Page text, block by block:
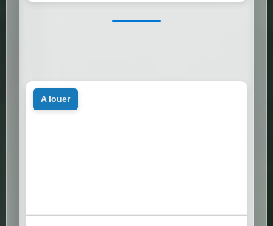
a louer